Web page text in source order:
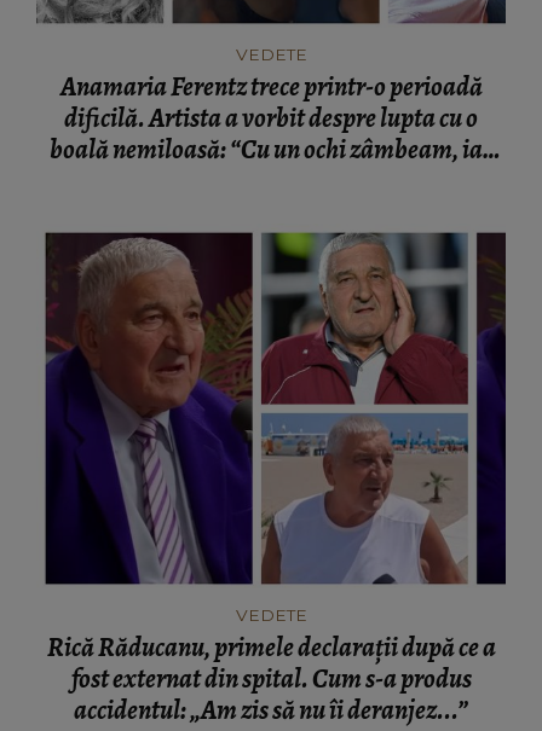
VEDETE
Anamaria Ferentz trece printr-o perioadă
dificilă. Artista a vorbit despre lupta cu o
boală nemiloasă: “Cu un ochi zâmbeam, iar
VEDETE
Rică Răducanu, primele declarații după ce a
fost externat din spital. Cum s-a produs
accidentul: „Am zis să nu îi deranjez...”